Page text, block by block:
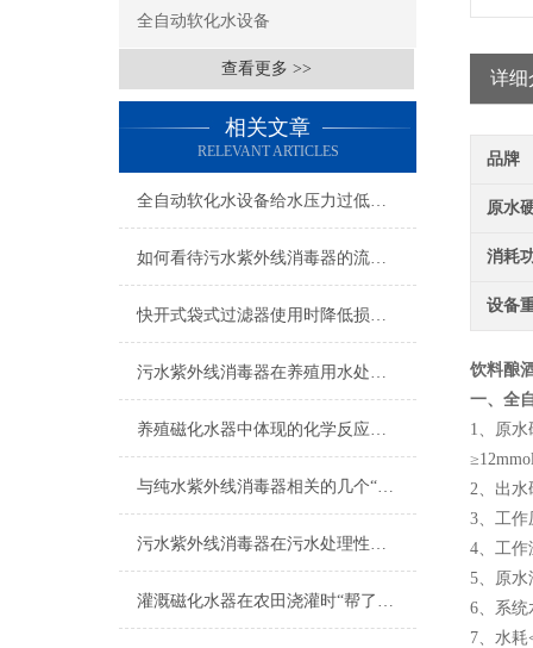
全自动软化水设备
查看更多 >>
相关文章
RELEVANT ARTICLES
全自动软化水设备给水压力过低可能的后果分析
如何看待污水紫外线消毒器的流量参数？
快开式袋式过滤器使用时降低损耗的实用措施
污水紫外线消毒器在养殖用水处理时的注意事项
养殖磁化水器中体现的化学反应解读
与纯水紫外线消毒器相关的几个“术语”解释
污水紫外线消毒器在污水处理性价比上的体现
灌溉磁化水器在农田浇灌时“帮了大忙”！
详细
品牌
原水
消耗
设备
饮料酿
一、全
1、原水
2、出水
3、工作
4、工作
5、原水
6、系统
7、水耗